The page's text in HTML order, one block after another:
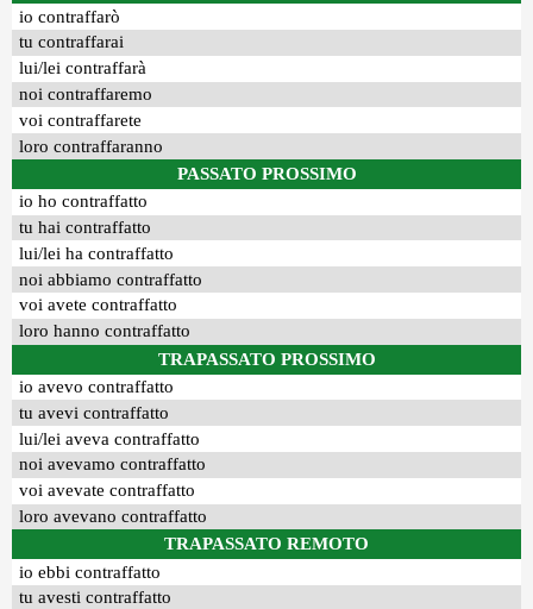
io contraffarò
tu contraffarai
lui/lei contraffarà
noi contraffaremo
voi contraffarete
loro contraffaranno
PASSATO PROSSIMO
io ho contraffatto
tu hai contraffatto
lui/lei ha contraffatto
noi abbiamo contraffatto
voi avete contraffatto
loro hanno contraffatto
TRAPASSATO PROSSIMO
io avevo contraffatto
tu avevi contraffatto
lui/lei aveva contraffatto
noi avevamo contraffatto
voi avevate contraffatto
loro avevano contraffatto
TRAPASSATO REMOTO
io ebbi contraffatto
tu avesti contraffatto